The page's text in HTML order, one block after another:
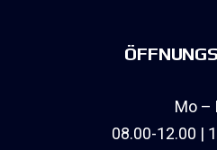
Mo –
08.00-12.00 |